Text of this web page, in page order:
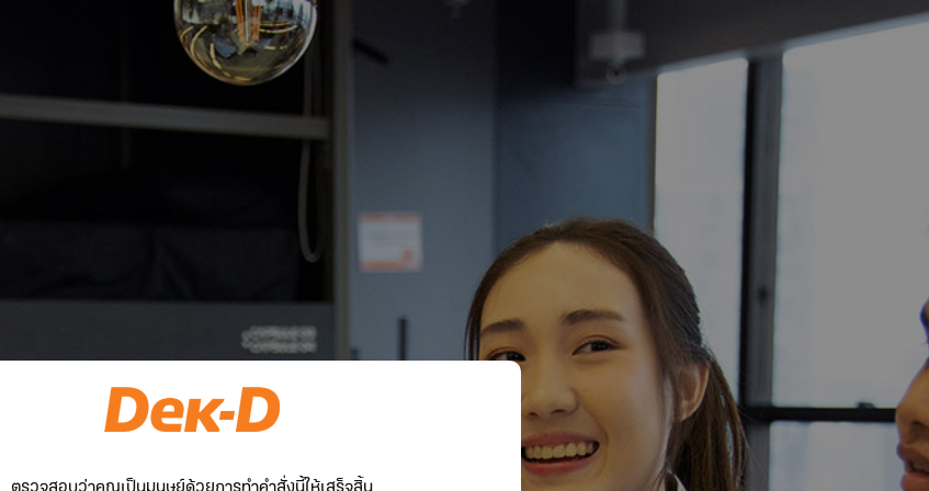
ตรวจสอบว่าคุณเป็นมนุษย์ด้วยการทำคำสั่งนี้ให้เสร็จสิ้น